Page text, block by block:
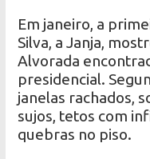
Em janeiro, a
Silva, a Janja,
Alvorada
presidencial.
janelas rachados,
sujos, tetos com
quebras no piso.